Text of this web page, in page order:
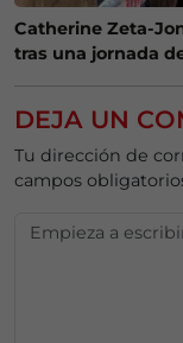
Catherine Zeta-
tras una jornada
DEJA UN
Tu dirección de
campos